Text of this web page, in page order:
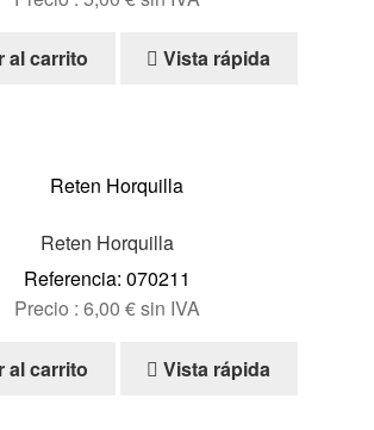
al carrito Vista rápida
Reten Horquilla
Referencia: 070211
Precio : 6,00 €sin IVA
al carrito Vista rápida